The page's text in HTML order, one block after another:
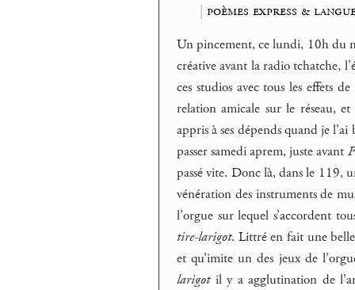
| poèmes express &
Un pincement, ce lundi, 10h du
créative avant la radio tchatche,
ces studios avec tous les effets
relation amicale sur le réseau, et
appris à ses dépends quand je
passer samedi aprem, juste avant
passé vite. Donc là, dans le 119,
vénération des instruments de
l’orgue sur lequel s’accordent
tire-larigot. Littré en fait une
et qu’imite un des jeux de
larigotil y a agglutination de